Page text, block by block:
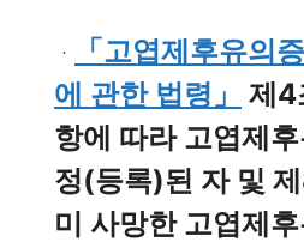
ㆍ
「고엽제후유의
에 관한 법령」
제4
항에 따라 고엽제
정(등록)된 자 및
미 사망한 고엽제